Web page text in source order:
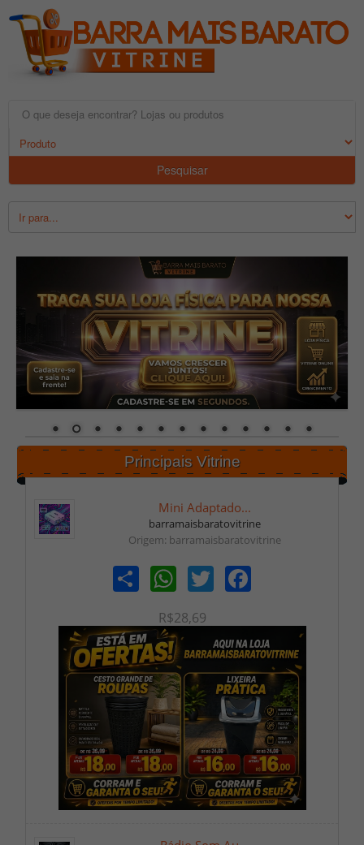
Pesquisar
Principais Vitrine
Mini Adaptado...
barramaisbaratovitrine
Origem: barramaisbaratovitrine
Share WhatsAppTwitter Facebook
R$28,69